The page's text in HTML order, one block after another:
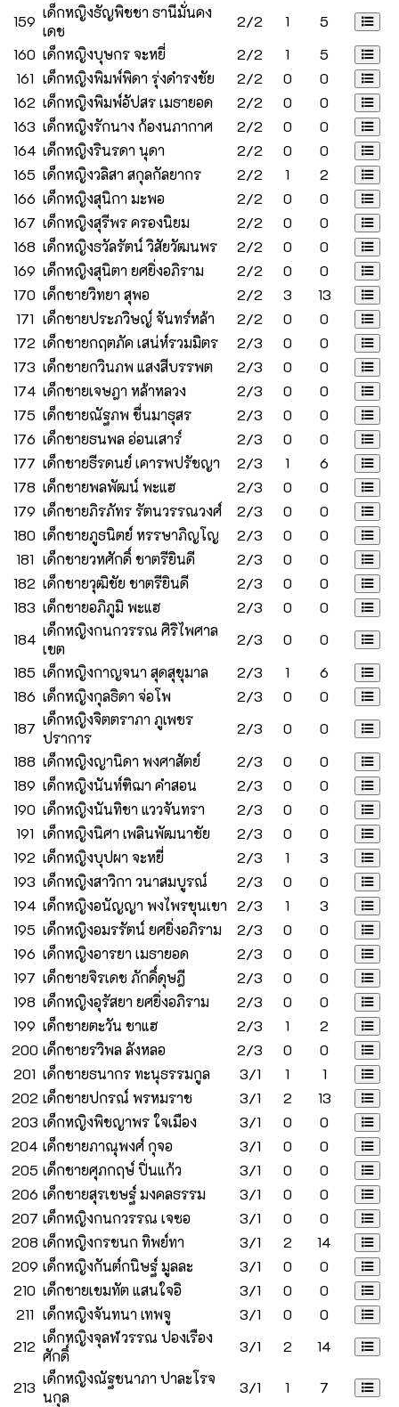
159 เด็กหญิงธัญพิชชา ธานีมั่นคง
เดช
2/2 1
5
160 เด็กหญิงบุษกร จะหยี่ 2/2 1
5
161 เด็กหญิงพิมพ์พิดา รุ่งดำรงชัย 2/2 0
0
162 เด็กหญิงพิมพ์อัปสร เมธายอด 2/2 0
0
163 เด็กหญิงรักนาง ก้องนภากาศ 2/2 0
0
164 เด็กหญิงรินรดา นุดา 2/2 0
0
165 เด็กหญิงวลิสา สกุลกัลยากร 2/2 1
2
166 เด็กหญิงสุนิกา มะพอ 2/2 0
0
167 เด็กหญิงสุรีพร ครองนิยม 2/2 0
0
168 เด็กหญิงธวัลรัตน์ วิสัยวัฒนพร 2/2 0
0
169 เด็กหญิงสุนิตา ยศยิ่งอภิราม 2/2 0
0
170 เด็กชายวิทยา สุพอ 2/2 3
13
171 เด็กชายประภวิษญ์ จันทร์หล้า 2/2 0
0
172 เด็กชายกฤตภัค เสน่ห์รวมมิตร 2/3 0
0
173 เด็กชายกวินภพ แสงสีบรรพต 2/3 0
0
174 เด็กชายเจษฎา หล้าหลวง 2/3 0
0
175 เด็กชายณัฐภพ ชื่นมาธุสร 2/3 0
0
176 เด็กชายธนพล อ่อนเสาร์ 2/3 0
0
177 เด็กชายธีรดนย์ เคารพปรัชญา 2/3 1
6
178 เด็กชายพลพัฒน์ พะแฮ 2/3 0
0
179 เด็กชายภิรภัทร รัตนวรรณวงศ์ 2/3 0
0
180 เด็กชายภูธนิตย์ หรรษาภิญโญ 2/3 0
0
181 เด็กชายวหศักดิ์ ชาตรียินดี 2/3 0
0
182 เด็กชายวุฒิชัย ชาตรียินดี 2/3 0
0
183 เด็กชายอภิภูมิ พะแฮ 2/3 0
0
184 เด็กหญิงกนกวรรณ ศิริไพศาล
เขต
2/3 0
0
185 เด็กหญิงกาญจนา สุดสุขุมาล 2/3 1
6
186 เด็กหญิงกุลธิดา จ่อโพ 2/3 0
0
187 เด็กหญิงจิตตราภา ภูเพชร
ปราการ
2/3 0
0
188 เด็กหญิงญานิดา พงศาสัตย์ 2/3 0
0
189 เด็กหญิงนันท์ฑิฌา คำสอน 2/3 0
0
190 เด็กหญิงนันทิชา แววจันทรา 2/3 0
0
191 เด็กหญิงนิศา เพลินพัฒนาชัย 2/3 0
0
192 เด็กหญิงบุปผา จะหยี่ 2/3 1
3
193 เด็กหญิงสาวิกา วนาสมบูรณ์ 2/3 0
0
194 เด็กหญิงอนัญญา พงไพรขุนเขา 2/3 1
3
195 เด็กหญิงอมรรัตน์ ยศยิ่งอภิราม 2/3 0
0
196 เด็กหญิงอารยา เมธายอด 2/3 0
0
197 เด็กชายจิรเดช ภักดิ์ดุษฎี 2/3 0
0
198 เด็กหญิงอุรัสยา ยศยิ่งอภิราม 2/3 0
0
199 เด็กชายตะวัน ชาแฮ 2/3 1
2
200 เด็กชายรวิพล ลังหลอ 2/3 0
0
201 เด็กชายธนากร ทะนุธรรมกูล 3/1 1
1
202 เด็กชายปกรณ์ พรหมราช 3/1 2
13
203 เด็กหญิงพิชญาพร ใจเมือง 3/1 0
0
204 เด็กชายภาณุพงศ์ กุจอ 3/1 0
0
205 เด็กชายศุภกฤษ์ ปิ่นแก้ว 3/1 0
0
206 เด็กชายสุรเชษฐ์ มงคลธรรม 3/1 0
0
207 เด็กหญิงกนกวรรณ เจซอ 3/1 0
0
208 เด็กหญิงกรชนก ทิพย์ทา 3/1 2
14
209 เด็กหญิงกันต์กนิษฐ์ มูลละ 3/1 0
0
210 เด็กชายเขมทัต แสนใจอิ 3/1 0
0
211 เด็กหญิงจันทนา เทพจู 3/1 0
0
212 เด็กหญิงจุลฬวรรณ ปองเรือง
ศักดิ์
3/1 2 14
213 เด็กหญิงณัฐชนาภา ปาละโรจ
นกุล
3/1 1 7